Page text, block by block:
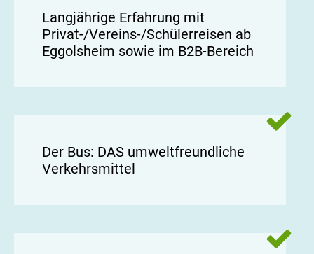
Langjährige Erfahrung mit
Privat-/Vereins-/Schülerreisen ab
Eggolsheim sowie im B2B-Bereich
Der Bus: DAS umweltfreundliche
Verkehrsmittel